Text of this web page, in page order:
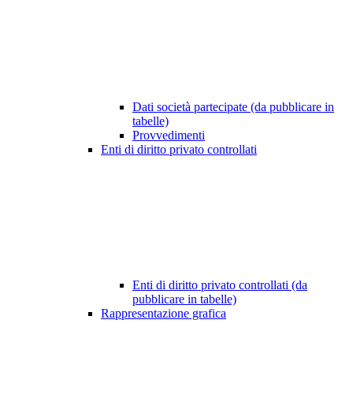
Dati società partecipate (da pubblicare in
tabelle)
Provvedimenti
Enti di diritto privato controllati
Enti di diritto privato controllati (da
pubblicare in tabelle)
Rappresentazione grafica